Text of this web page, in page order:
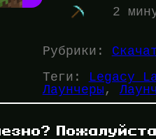
2
Рубрики:
Теги:
Legacy
Лаунчеры ,